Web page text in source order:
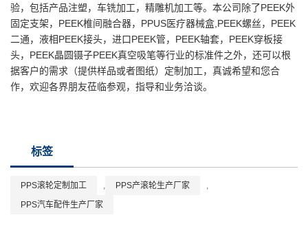
验，包括产品注塑，车铣加工，精雕机加工等。本公司除了PEEK外
固定支架，PEEK椎间融合器，PPUS医疗器械盒,PEEK螺丝，PEEK
二通，液相PEEK接头，进口PEEK管，PEEK轴套，PEEK穿板接
头，PEEK晶圆镊子PEEK真空吸笔等行业的标准件之外，还可以根
据客户的需求（提供样品或者图纸）定制加工，真诚希望和您合
作，欢迎各界朋友莅临参观，指导和业务洽谈。
标签
PPS滚轮定制加工 , PPS产滚轮生产厂家
,
PPS汽车配件生产厂家